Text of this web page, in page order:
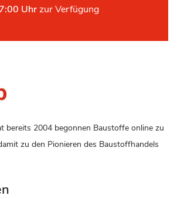
Uhrzur Verfügung
bereits 2004 begonnen Baustoffe online zu
zu den Pionieren des Baustoffhandels